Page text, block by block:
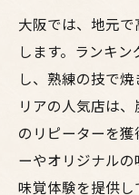
焼鳥を
居酒屋
大阪地
梅田の
大阪居
大阪では、地元
します。ランキ
し、熟練の技で
リアの人気店は
のリピーターを
ーやオリジナル
味覚体験を提供し